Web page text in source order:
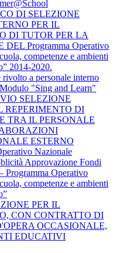
DI SELEZIONE
PER IL
DI TUTOR PER LA
Programma Operativo
competenze e ambienti
2014-2020.
a personale interno
"Sing and Learn"
SELEZIONE
REPERIMENTO DI
TRA IL PERSONALE
ESTERNO
Nazionale
Approvazione Fondi
Programma Operativo
competenze e ambienti
PER IL
CON CONTRATTO DI
OCCASIONALE,
EDUCATIVI